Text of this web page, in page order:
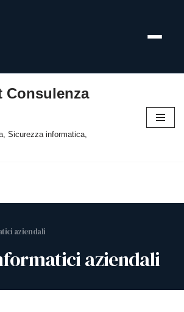
Consulenza
Sicurezza informatica,
aziendali
aziendali